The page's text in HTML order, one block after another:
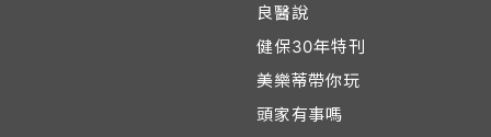
良醫說
健保30年特刊
美樂蒂帶你玩
頭家有事嗎